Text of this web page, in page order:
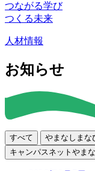
つながる学び
つくる未来
人材情報
お知らせ
すべて やまなしまな
キャンパスネットやま